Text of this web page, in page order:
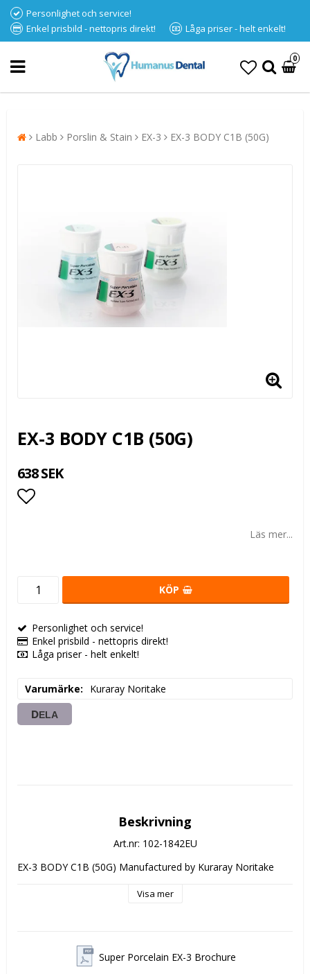
Personlighet och service!
Enkel prisbild - nettopris direkt!
Låga priser - helt enkelt!
0
Labb Porslin & Stain EX-3 EX-3 BODY C1B (50G)
EX-3 BODY C1B (50G)
638 SEK
Läs mer...
KÖP
Personlighet och service!
Enkel prisbild - nettopris direkt!
Låga priser - helt enkelt!
Varumärke Kuraray Noritake
DELA
Beskrivning
Art.nr: 102-1842EU
EX-3 BODY C1B (50G) Manufactured by Kuraray Noritake
Visa mer
Super Porcelain EX-3 Brochure